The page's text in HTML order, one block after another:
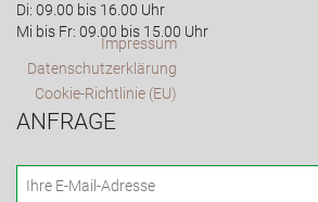
Di: 09.00 bis 16.00 Uhr
Mi bis Fr: 09.00 bis 15.00 Uhr
Impressum
Datenschutzerklärung
Cookie-Richtlinie (EU)
ANFRAGE